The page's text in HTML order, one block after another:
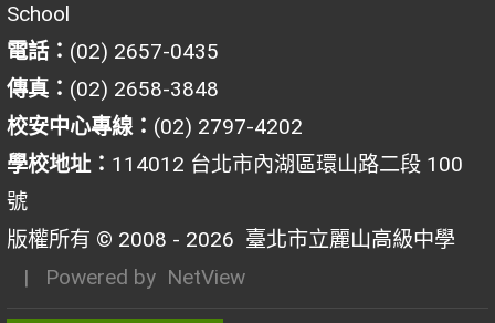
School
電話： (02) 2657-0435
傳真： (02) 2658-3848
校安中心專線： (02) 2797-4202
學校地址： 114012 台北市內湖區環山路二段 100
號
版權所有 © 2008 - 2026 臺北市立麗山高級中學
| Powered by NetView